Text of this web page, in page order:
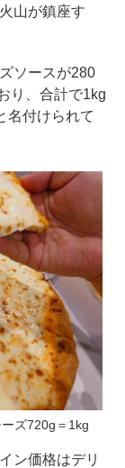
山が鎮座す
ソースが280
り、合計で1kg
名付けられて
ズ720g＝1kg
ン価格はデリ